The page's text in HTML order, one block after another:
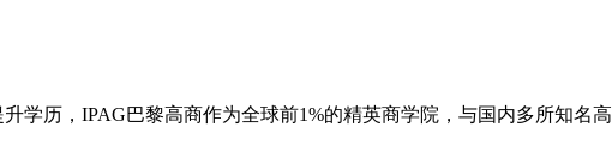
学历，IPAG巴黎高商作为全球前1%的精英商学院，与国内多所知名